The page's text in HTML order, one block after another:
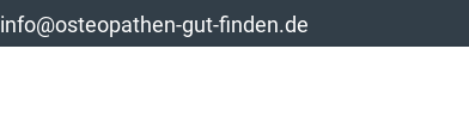
info@osteopathen-gut-finden.de